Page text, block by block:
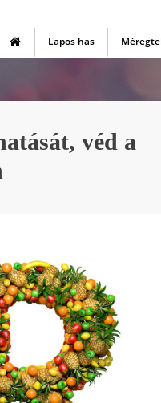
Lapos has
véd a